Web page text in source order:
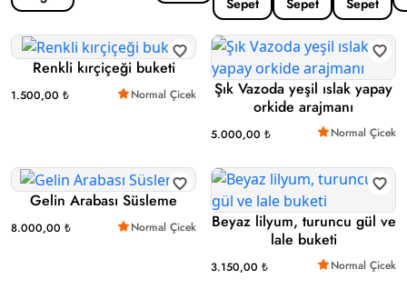
Renkli kırçiçeği buketi
1.500,00 ₺ Normal Çicek
Şık Vazoda yeşil ıslak yapay
orkide arajmanı
5.000,00 ₺ Normal Çicek
Gelin Arabası Süsleme
8.000,00 ₺ Normal Çicek
Beyaz lilyum, turuncu gül ve
lale buketi
3.150,00 ₺ Normal Çicek